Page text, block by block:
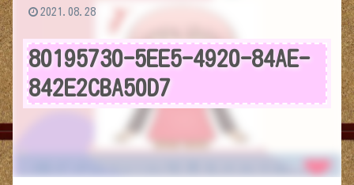
80195730-5EE5-4920-84AE-
842E2CBA50D7
2021.08.28